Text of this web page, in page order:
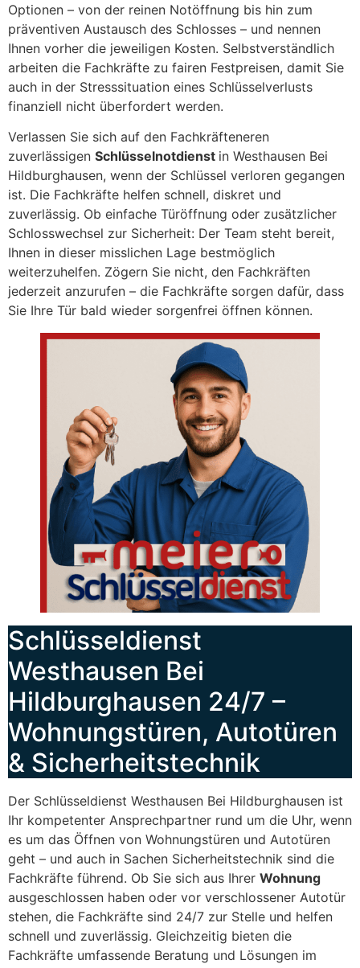
Optionen – von der reinen Notöffnung bis hin zum
präventiven Austausch des Schlosses – und nennen
Ihnen vorher die jeweiligen Kosten. Selbstverständlich
arbeiten die Fachkräfte zu fairen Festpreisen, damit Sie
auch in der Stresssituation eines Schlüsselverlusts
finanziell nicht überfordert werden.
Verlassen Sie sich auf den Fachkräfteneren
zuverlässigen Schlüsselnotdienst in Westhausen Bei
Hildburghausen, wenn der Schlüssel verloren gegangen
ist. Die Fachkräfte helfen schnell, diskret und
zuverlässig. Ob einfache Türöffnung oder zusätzlicher
Schlosswechsel zur Sicherheit: Der Team steht bereit,
Ihnen in dieser misslichen Lage bestmöglich
weiterzuhelfen. Zögern Sie nicht, den Fachkräften
jederzeit anzurufen – die Fachkräfte sorgen dafür, dass
Sie Ihre Tür bald wieder sorgenfrei öffnen können.
Schlüsseldienst
Westhausen Bei
Hildburghausen 24/7 –
Wohnungstüren, Autotüren
& Sicherheitstechnik
Der Schlüsseldienst Westhausen Bei Hildburghausen ist
Ihr kompetenter Ansprechpartner rund um die Uhr, wenn
es um das Öffnen von Wohnungstüren und Autotüren
geht – und auch in Sachen Sicherheitstechnik sind die
Fachkräfte führend. Ob Sie sich aus Ihrer Wohnung
ausgeschlossen haben oder vor verschlossener Autotür
stehen, die Fachkräfte sind 24/7 zur Stelle und helfen
schnell und zuverlässig. Gleichzeitig bieten die
Fachkräfte umfassende Beratung und Lösungen im